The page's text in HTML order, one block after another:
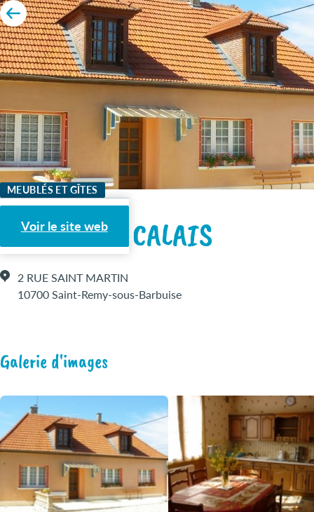
MEUBLÉS ET GÎTES
Voir le site web
LES SAULES CALAIS
2 RUE SAINT MARTIN
10700 Saint-Remy-sous-Barbuise
Galerie d'images